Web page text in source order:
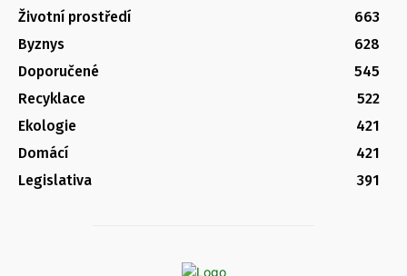
Životní prostředí
663
Byznys
628
Doporučené
545
Recyklace
522
Ekologie
421
Domácí
421
Legislativa
391